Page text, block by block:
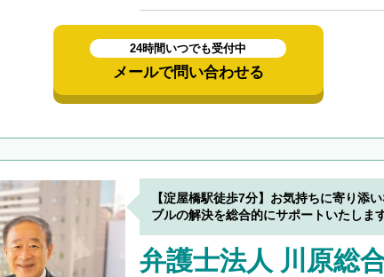
24時間いつでも受付中
メールで問い合わせる
【淀屋橋駅徒歩7分】お気持ちに寄り添
ブルの解決を総合的にサポートいたしま
弁護士法人 川原総